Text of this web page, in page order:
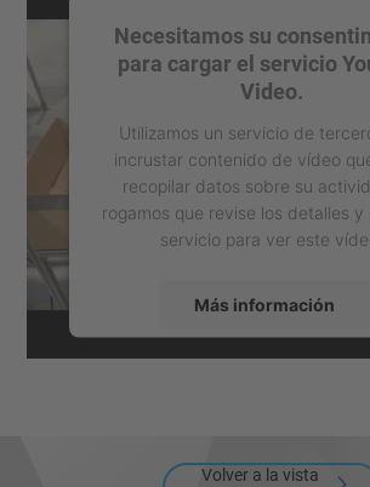
Necesitamos su
para cargar el servicio
Video.
Utilizamos un servicio de
incrustar contenido de vídeo
recopilar datos sobre su
rogamos que revise los detalles y
servicio para ver este
Más información
Volver a la vista